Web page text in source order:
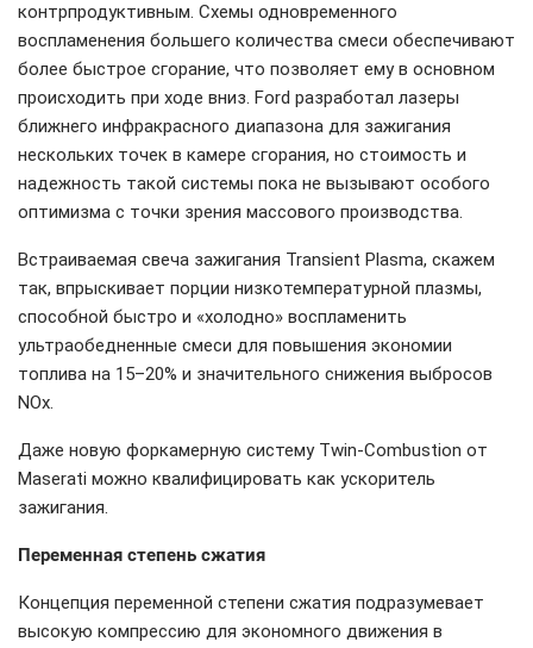
контрпродуктивным. Схемы одновременного
воспламенения большего количества смеси обеспечивают
более быстрое сгорание, что позволяет ему в основном
происходить при ходе вниз. Ford разработал лазеры
ближнего инфракрасного диапазона для зажигания
нескольких точек в камере сгорания, но стоимость и
надежность такой системы пока не вызывают особого
оптимизма с точки зрения массового производства.
Встраиваемая свеча зажигания Transient Plasma, скажем
так, впрыскивает порции низкотемпературной плазмы,
способной быстро и «холодно» воспламенить
ультраобедненные смеси для повышения экономии
топлива на 15–20% и значительного снижения выбросов
NOx.
Даже новую форкамерную систему Twin-Combustion от
Maserati можно квалифицировать как ускоритель
зажигания.
Переменная степень сжатия
Концепция переменной степени сжатия подразумевает
высокую компрессию для экономного движения в